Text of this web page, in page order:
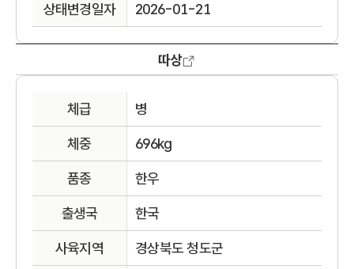
상태변경일자 2026-01-21
따상
체급 병
체중 696kg
품종 한우
출생국 한국
사육지역 경상북도 청도군